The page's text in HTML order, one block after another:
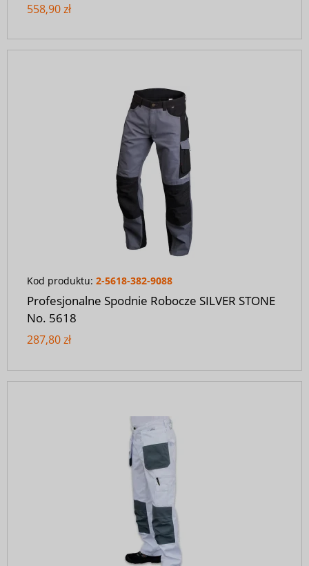
558,90 zł
Kod produktu: 2-5618-382-9088
Profesjonalne Spodnie Robocze SILVER STONE
No. 5618
287,80 zł